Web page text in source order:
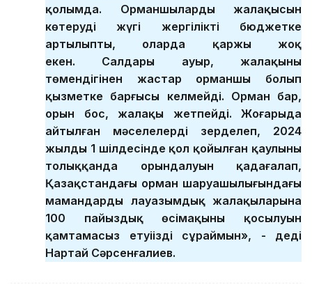
қолымда. Орманшылардың жалақысын
көтерудің жүгі жергілікті бюджетке
артылыпты, оларда қаржы жоқ
екен. Салдары ауыр, жалақының
төмендігінен жастар орманшы болып
қызметке барғысы келмейді. Орман бар,
орын бос, жалақы жетпейді. Жоғарыда
айтылған мәселелерді зерделеп, 2024
жылдың 1 шілдесінде қол қойылған қаулының
толыққанда орындалуын қадағалап,
Қазақстандағы орман шаруашылығындағы
мамандардың лауазымдық жалақыларына
100 пайыздық өсімақының қосылуын
қамтамасыз етуіңізді сұраймын», - деді
Нартай Сәрсенғалиев.